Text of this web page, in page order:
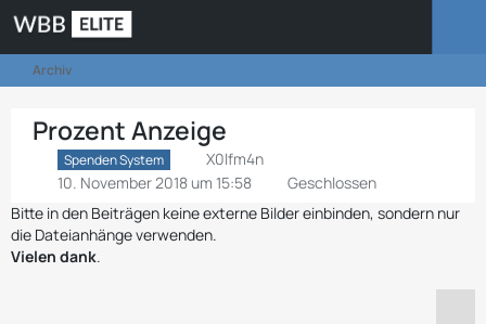
Archiv
Prozent Anzeige
Spenden System
X0lfm4n
10. November 2018 um 15:58
Geschlossen
Bitte in den Beiträgen keine externe Bilder einbinden, sondern nur
die Dateianhänge verwenden.
Vielen dank.